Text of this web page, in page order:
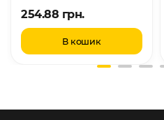
254.88 грн.
В кошик